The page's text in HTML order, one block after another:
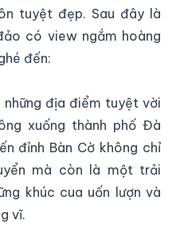
tuyệt đẹp. Sau đây là
có view ngắm hoàng
đến:
địa điểm tuyệt vời
xuống thành phố Đà
đỉnh Bàn Cờ không chỉ
mà còn là một trải
khúc cua uốn lượn và
vĩ.